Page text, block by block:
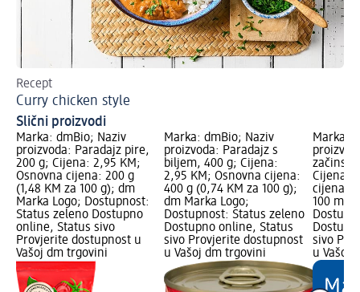
Recept
Curry chicken style
Slični proizvodi
Marka: dmBio; Naziv
proizvoda: Paradajz pire,
200 g; Cijena: 2,95 KM;
Osnovna cijena: 200 g
(1,48 KM za 100 g); dm
Marka Logo; Dostupnost:
Status zeleno Dostupno
online, Status sivo
Provjerite dostupnost u
Vašoj dm trgovini
Marka: dmBio; Naziv
proizvoda: Paradajz s
biljem, 400 g; Cijena:
2,95 KM; Osnovna cijena:
400 g (0,74 KM za 100 g);
dm Marka Logo;
Dostupnost: Status zeleno
Dostupno online, Status
sivo Provjerite dostupnost
u Vašoj dm trgovini
Marka:
Cijena:
cijena:
100 ml);
sivo
u Vašoj